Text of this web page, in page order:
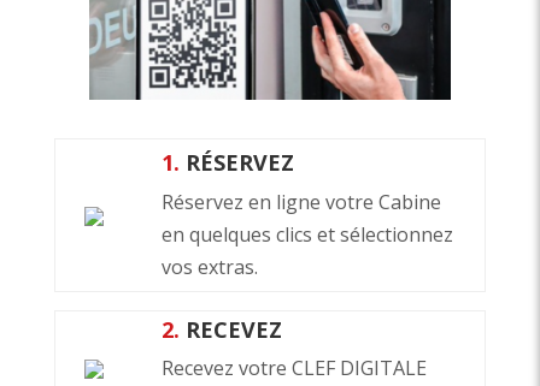
1. RÉSERVEZ
Réservez en ligne votre Cabine
en quelques clics et sélectionnez
vos extras.
2. RECEVEZ
Recevez votre CLEF DIGITALE